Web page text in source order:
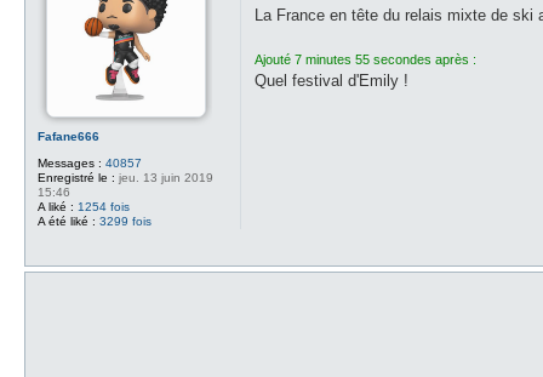
Fafane666
Messages : 40857
Enregistré le : jeu. 13 juin 2019
15:46
A liké : 1254 fois
A été liké : 3299 fois
s
g
La France en tête du relais mixte de ski
Ajouté 7 minutes 55 secondes après :
Quel festival d'Emily !